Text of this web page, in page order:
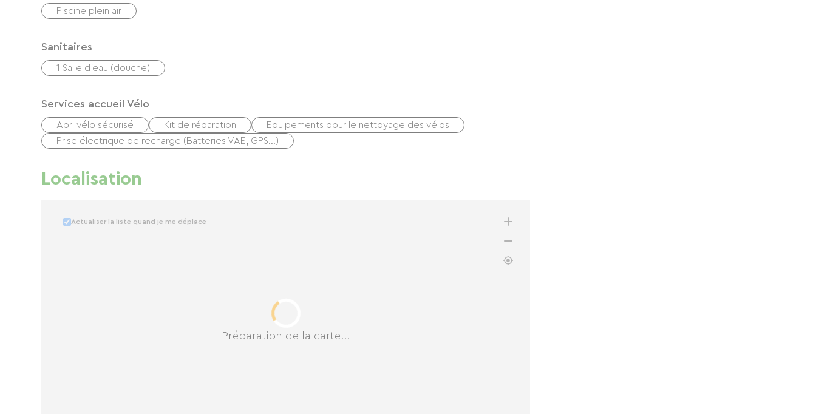
Piscine plein air
Sanitaires
1 Salle d'eau (douche)
Services accueil Vélo
Abri vélo sécurisé Kit de réparation
Equipements pour le nettoyage des vélos
Prise électrique de recharge (Batteries VAE, GPS…)
Localisation
Préparation de la carte...
Actualiser la liste quand je me déplace